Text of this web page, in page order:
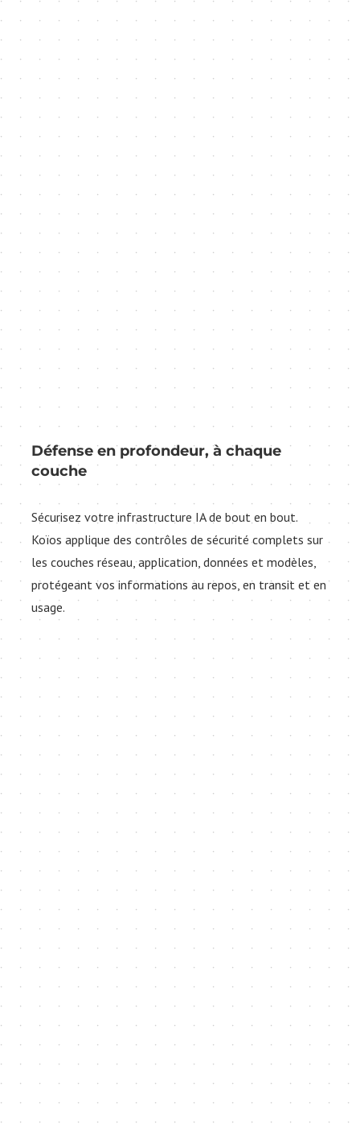
Défense en profondeur, à chaque
couche
Sécurisez votre infrastructure IA de bout en bout.
Koïos applique des contrôles de sécurité complets sur
les couches réseau, application, données et modèles,
protégeant vos informations au repos, en transit et en
usage.